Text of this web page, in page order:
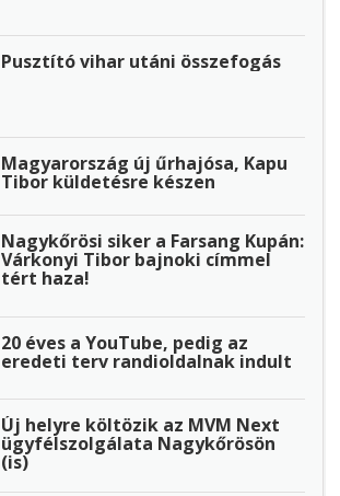
Pusztító vihar utáni összefogás
Magyarország új űrhajósa, Kapu
Tibor küldetésre készen
Nagykőrösi siker a Farsang Kupán:
Várkonyi Tibor bajnoki címmel
tért haza!
20 éves a YouTube, pedig az
eredeti terv randioldalnak indult
Új helyre költözik az MVM Next
ügyfélszolgálata Nagykőrösön
(is)